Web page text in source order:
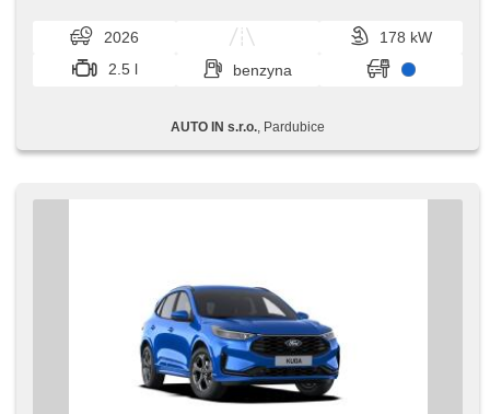
2026
178 kW
2.5 l
benzyna
AUTO IN s.r.o. , Pardubice